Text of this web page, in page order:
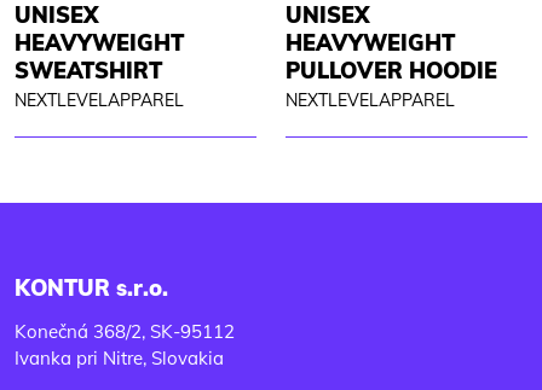
UNISEX
HEAVYWEIGHT
SWEATSHIRT
NEXTLEVELAPPAREL
UNISEX
HEAVYWEIGHT
PULLOVER HOODIE
NEXTLEVELAPPAREL
KONTUR s.r.o.
Konečná 368/2, SK-95112
Ivanka pri Nitre, Slovakia